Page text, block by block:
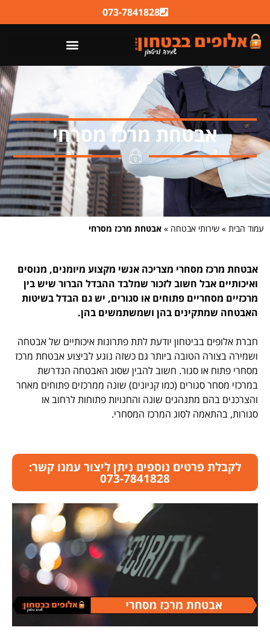
073-7841828
אבטחת מרכז מסרחי
עמוד הבית » שירותי אבטחה » אבטחת מרכז מסרחי
אבטחת מרכז מסחרי מצריכה אנשי מקצוע מיומנים, מנוסים
ואיכותיים אבל חשוב לזכור שמלבד ההבדל הברור שיש בין
מרכזיים מסחריים פתוחים או סגורים, יש גם הבדל בשיטות
האבטחה שמתקינים בהן ושמשתמשים בהן.
חברת אלופים בביטחון יודעת לתת פתרונות איכותיים של אבטחה
ושמירה בצורה הטובה ביותר גם כשזה נוגע לביצוע אבטחת מרכז
מסחרי פתוח או סגור. חשוב להבין שסוג האבטחה הנדרשת
במרכזי מסחר סגורים (כמו קניונים) שונה ממרכזים פתוחים מאחר
והצרכנים בהם מתנהגים שונה והחנויות פתוחות לרחוב או
סגורות, בהתאמה לסוג המרכז המסחרי.
לקבלת פרטים נוספים ניתן ליצור עמנו קשר:
073-7841828